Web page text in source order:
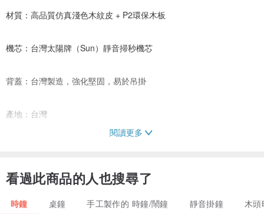
材質：高品質仿真淺色木紋皮 + P2環保木板
機芯：台灣太陽牌（Sun）靜音掃秒機芯
背蓋：台灣製造，強化堅固，易於吊掛
產地：台灣
內容物：時鐘 x1（台灣訂單附贈碳鋅電池 x1）
閱讀更多
看過此商品的人也搜尋了
時鐘 桌鐘 手工製作的 時鐘/鬧鐘 靜音掛鐘 木頭